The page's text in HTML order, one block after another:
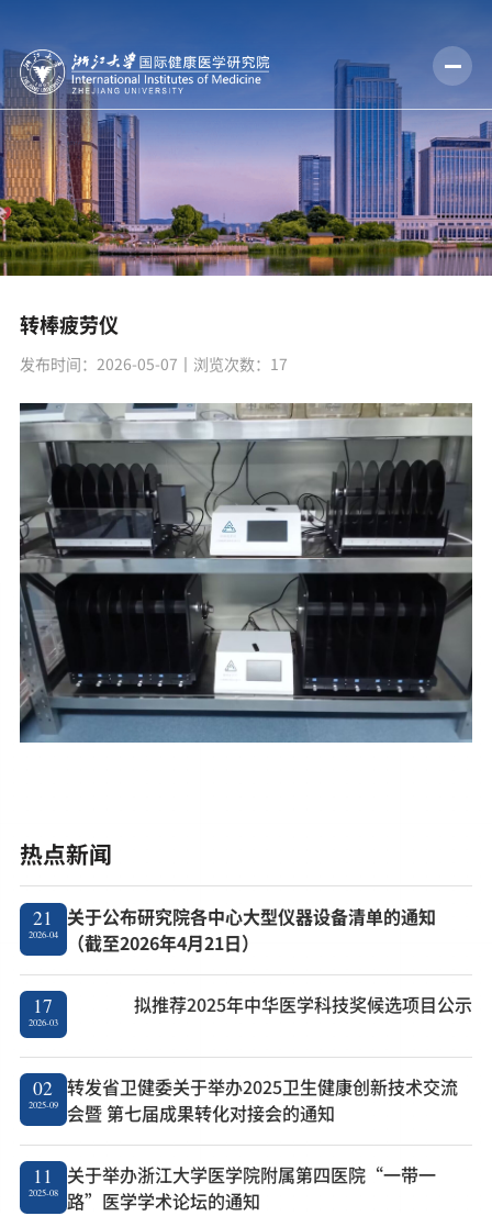
转棒疲劳仪
发布时间：2026-05-07 丨浏览次数： 17
热点新闻
21
2026-04
关于公布研究院各中心大型仪器设备清单的通知
（截至2026年4月21日）
17
2026-03
拟推荐2025年中华医学科技奖候选项目公示
02
2025-09
转发省卫健委关于举办2025卫生健康创新技术交流
会暨 第七届成果转化对接会的通知
11
2025-08
关于举办浙江大学医学院附属第四医院“一带一
路”医学学术论坛的通知